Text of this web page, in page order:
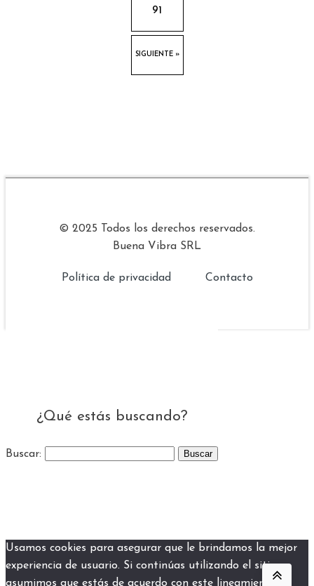
91
SIGUIENTE »
© 2025 Todos los derechos reservados.
Buena Vibra SRL
Política de privacidad Contacto
¿Qué estás buscando?
Buscar:
Usamos cookies para asegurar que le brindamos la mejor
experiencia de usuario. Si continúas utilizando el sitio
asumimos que estás de acuerdo con este lineamiento.